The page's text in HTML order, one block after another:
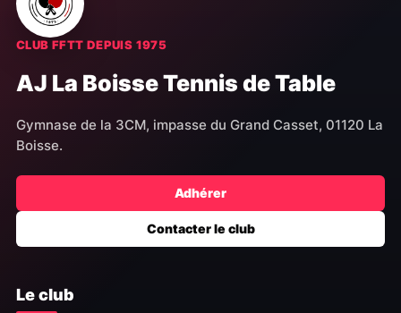
CLUB FFTT DEPUIS 1975
AJ La Boisse Tennis de Table
Gymnase de la 3CM, impasse du Grand Casset, 01120 La
Boisse.
Adhérer
Contacter le club
Le club